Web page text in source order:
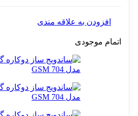
افزودن به علاقه مندی
اتمام موجودی